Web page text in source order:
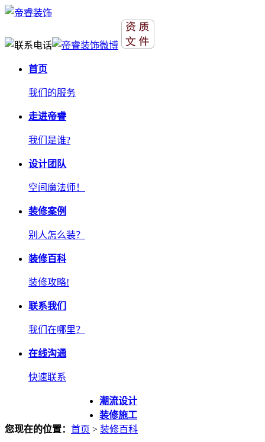
首页
我们的服务
走进帝睿
我们是谁?
设计团队
空间魔法师！
装修案例
别人怎么装？
装修百科
装修攻略!
联系我们
我们在哪里？
在线沟通
快速联系
潮流设计
装修施工
您现在的位置： 首页 > 装修百科